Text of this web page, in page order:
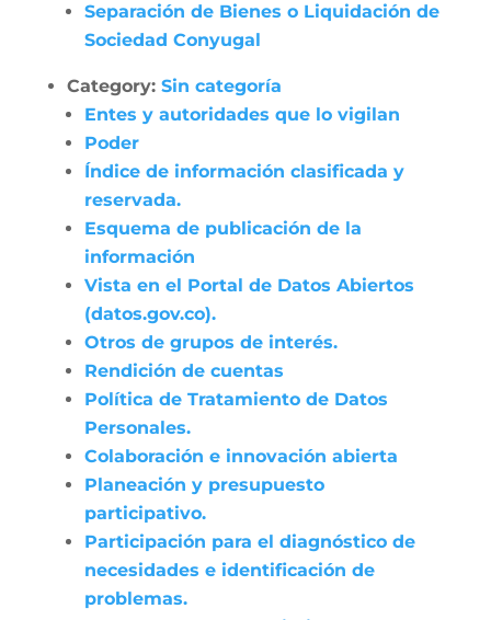
Separación de Bienes o Liquidación de
Sociedad Conyugal
Category: Sin categoría
Entes y autoridades que lo vigilan
Poder
Índice de información clasificada y
reservada.
Esquema de publicación de la
información
Vista en el Portal de Datos Abiertos
(datos.gov.co).
Otros de grupos de interés.
Rendición de cuentas
Política de Tratamiento de Datos
Personales.
Colaboración e innovación abierta
Planeación y presupuesto
participativo.
Participación para el diagnóstico de
necesidades e identificación de
problemas.